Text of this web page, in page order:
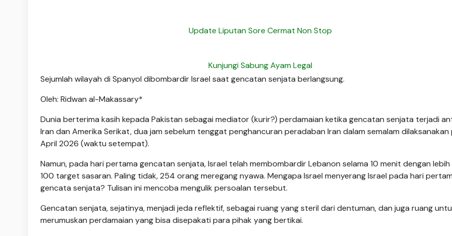
Update Liputan Sore Cermat Non Stop
Kunjungi Sabung Ayam Legal
Sejumlah wilayah di Spanyol dibombardir Israel saat gencatan senjata berlangsung.
Oleh: Ridwan al-Makassary*
Dunia berterima kasih kepada Pakistan sebagai mediator (kurir?) perdamaian ketika gencatan senjata terjadi
Iran dan Amerika Serikat, dua jam sebelum tenggat penghancuran peradaban Iran dalam semalam dilaksanakan
April 2026 (waktu setempat).
Namun, pada hari pertama gencatan senjata, Israel telah membombardir Lebanon selama 10 menit dengan lebih
100 target sasaran. Paling tidak, 254 orang meregang nyawa. Mengapa Israel menyerang Israel pada hari
gencata senjata? Tulisan ini mencoba mengulik persoalan tersebut.
Gencatan senjata, sejatinya, menjadi jeda reflektif, sebagai ruang yang steril dari dentuman, dan juga ruang
merumuskan perdamaian yang bisa disepakati para pihak yang bertikai.